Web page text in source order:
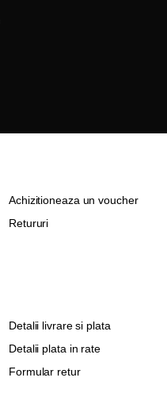
Achizitioneaza un voucher
Retururi
Detalii livrare si plata
Detalii plata in rate
Formular retur